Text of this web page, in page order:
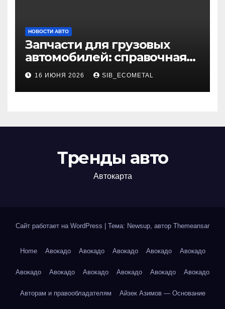
НОВОСТИ АВТО
Запчасти для грузовых
автомобилей: справочная
база по корейским и
японским моделям
16 ИЮНЯ 2026 SIB_ECOMETAL
Тренды авто
Автокарта
Сайт работает на WordPress Тема: Newsup, автор Themeansar
Home Авокадо Авокадо Авокадо Авокадо Авокадо
Авокадо Авокадо Авокадо Авокадо Авокадо Авокадо
Авторам и правообладателям Айзек Азимов — Основание